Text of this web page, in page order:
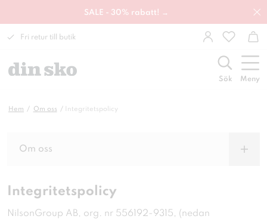
SALE - 30% rabatt! →
Fri retur till butik
Sök Meny
Hem Om oss Integritetspolicy
Om oss
Integritetspolicy
NilsonGroup AB, org. nr 556192-9315, (nedan